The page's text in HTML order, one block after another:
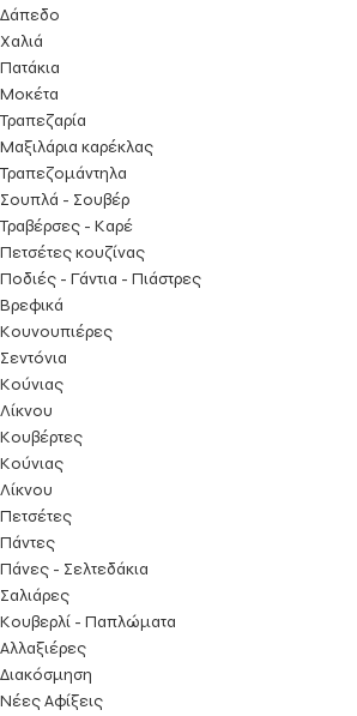
Δάπεδο
Χαλιά
Πατάκια
Μοκέτα
Τραπεζαρία
Μαξιλάρια καρέκλας
Τραπεζομάντηλα
Σουπλά - Σουβέρ
Τραβέρσες - Καρέ
Πετσέτες κουζίνας
Ποδιές - Γάντια - Πιάστρες
Βρεφικά
Κουνουπιέρες
Σεντόνια
Κούνιας
Λίκνου
Κουβέρτες
Κούνιας
Λίκνου
Πετσέτες
Πάντες
Πάνες - Σελτεδάκια
Σαλιάρες
Κουβερλί - Παπλώματα
Αλλαξιέρες
Διακόσμηση
Νέες Αφίξεις